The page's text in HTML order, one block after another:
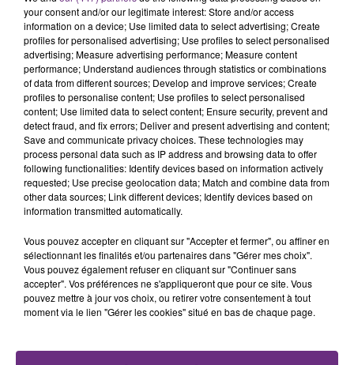
l'anniversaire du plus gros sanglier du monde.
Une fête est donc organisée et vous êtes tous
conviés !
TITRES DIFFUSÉS
10h41
10h41
ALEX WARREN
Fever Dream
10h38
10h38
CRAIG DAVID
Walking Away
10h35
10h35 10h30
10h30
your consent and/or our legitimate interest: Store and/or access
information on a device; Use limited data to select advertising; Create
profiles for personalised advertising; Use profiles to select personalised
advertising; Measure advertising performance; Measure content
performance; Understand audiences through statistics or combinations
of data from different sources; Develop and improve services; Create
profiles to personalise content; Use profiles to select personalised
content; Use limited data to select content; Ensure security, prevent and
detect fraud, and fix errors; Deliver and present advertising and content;
Save and communicate privacy choices. These technologies may
process personal data such as IP address and browsing data to offer
following functionalities: Identify devices based on information actively
requested; Use precise geolocation data; Match and combine data from
other data sources; Link different devices; Identify devices based on
information transmitted automatically.
Vous pouvez accepter en cliquant sur "Accepter et fermer", ou affiner en
sélectionnant les finalités et/ou partenaires dans "Gérer mes choix".
Vous pouvez également refuser en cliquant sur "Continuer sans
accepter". Vos préférences ne s'appliqueront que pour ce site. Vous
pouvez mettre à jour vos choix, ou retirer votre consentement à tout
moment via le lien "Gérer les cookies" situé en bas de chaque page.